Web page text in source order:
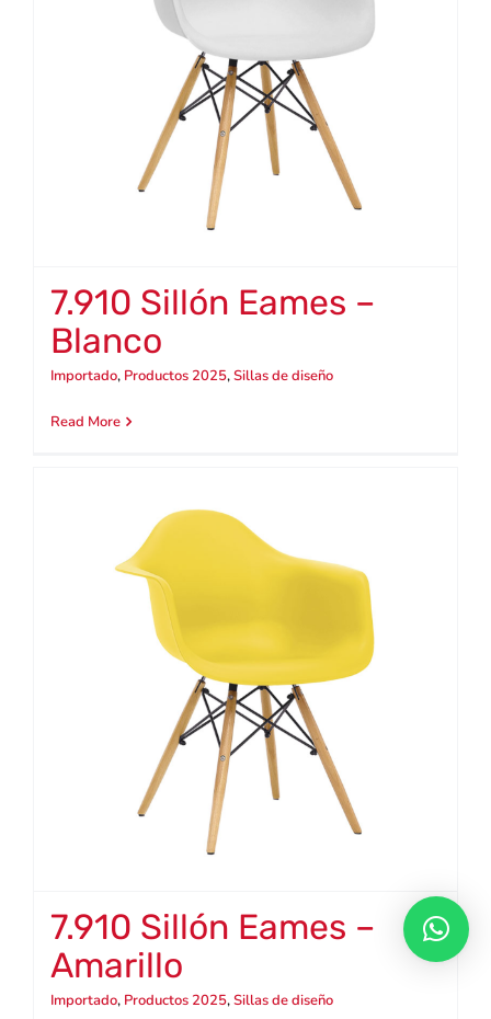
7.910 Sillón Eames –
Blanco
Importado, Productos 2025,Sillas de diseño
Read More
7.910 Sillón Eames –
Amarillo
Importado, Productos 2025,Sillas de diseño